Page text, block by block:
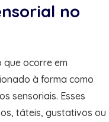
no
que ocorre em
à forma como
sensoriais. Esses
táteis, gustativos ou